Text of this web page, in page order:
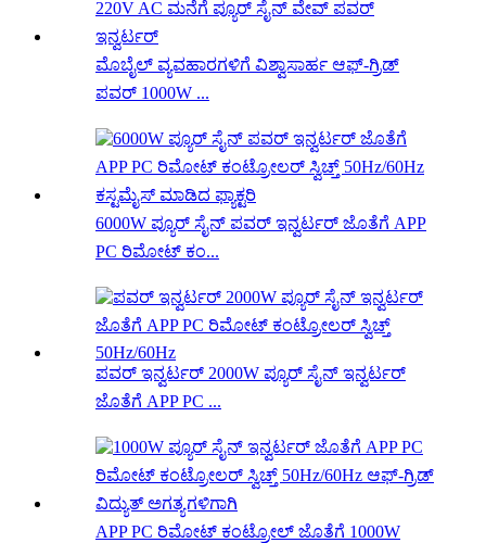
ಮೊಬೈಲ್ ವ್ಯವಹಾರಗಳಿಗೆ ವಿಶ್ವಾಸಾರ್ಹ ಆಫ್-ಗ್ರಿಡ್
ಪವರ್ 1000W ...
6000W ಪ್ಯೂರ್ ಸೈನ್ ಪವರ್ ಇನ್ವರ್ಟರ್ ಜೊತೆಗೆ APP
PC ರಿಮೋಟ್ ಕಂ...
ಪವರ್ ಇನ್ವರ್ಟರ್ 2000W ಪ್ಯೂರ್ ಸೈನ್ ಇನ್ವರ್ಟರ್
ಜೊತೆಗೆ APP PC ...
APP PC ರಿಮೋಟ್ ಕಂಟ್ರೋಲ್ ಜೊತೆಗೆ 1000W